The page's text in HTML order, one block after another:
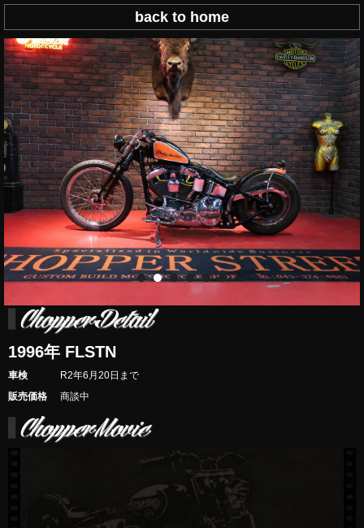
back to home
1996年 FLSTN
車検
R2年6月20日まで
販売価格
商談中